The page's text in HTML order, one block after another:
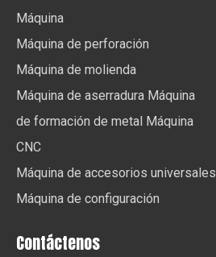
Máquina
Máquina de perforación
Máquina de molienda
Máquina de aserradura Máquina
de formación de metal Máquina
CNC
Máquina de accesorios universales
Máquina de configuración
Contáctenos